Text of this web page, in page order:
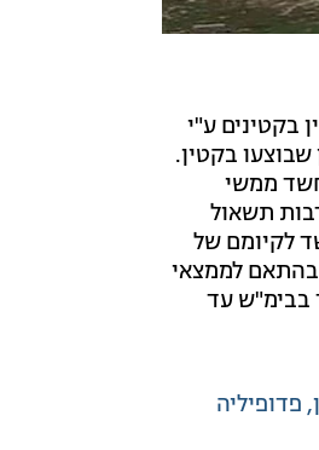
בקטינים ע"י
בקטין.
ממשי
תשאול
לקיומם של
בהתאם לממצאי
בבימ"ש עד
פדופיליה